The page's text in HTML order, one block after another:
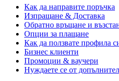
Как да направите поръчка
Изпращане & Доставка
Обратно връщане и
Опции за плащане
Как да ползвате профила
Бизнес клиенти
Промоции & ваучери
Нуждаете се от